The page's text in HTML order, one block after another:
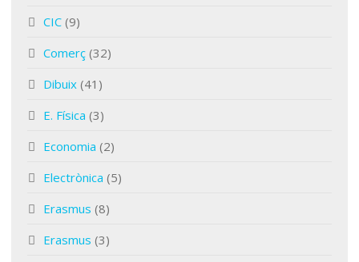
CIC (9)
Comerç (32)
Dibuix (41)
E. Física (3)
Economia (2)
Electrònica (5)
Erasmus (8)
Erasmus (3)